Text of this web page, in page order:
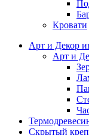
Кровати
Арт и Декор
Арт и
Скрытый